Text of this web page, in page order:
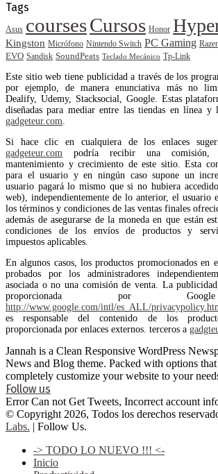
Tags
Asus coursesCursos Honor
Kingston Micrófono Nintendo Switch PC Gaming Razer
EVO Sandisk SoundPeats Teclado Mecánico Tp-Link
Este sitio web tiene publicidad a través de los
por ejemplo, de manera enunciativa más no
Dealify, Udemy, Stacksocial, Google. Estas
diseñadas para mediar entre las tiendas en línea y
gadgeteur.com.
Si hace clic en cualquiera de los enlaces
gadgeteur.com podría recibir una comisión,
mantenimiento y crecimiento de este sitio. Esta
para el usuario y en ningún caso supone un
usuario pagará lo mismo que si no hubiera
web), independientemente de lo anterior, el usuario
los términos y condiciones de las ventas finales
además de asegurarse de la moneda en que están
condiciones de los envíos de productos y
impuestos aplicables.
En algunos casos, los productos promocionados en
probados por los administradores
asociada o no una comisión de venta. La
proporcionada por
http://www.google.com/intl/es_ALL/
es responsable del contenido de los
proporcionada por enlaces externos. terceros a
Jannah is a Clean Responsive WordPress
News and Blog theme. Packed with options
completely customize your website to your
Follow us
Error Can not Get Tweets, Incorrect account
© Copyright 2026, Todos los derechos
Labs. | Follow Us.
-> TODO LO NUEVO !!! <-
Inicio